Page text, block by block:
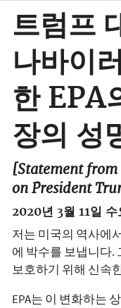
트럼프
나바이
한 EPA
장의 성
[Statement from
on President
2020년 3월 11일 수
저는 미국의 역사에
에 박수를 보냅니다.
보호하기 위해 신속
EPA는 이 변화하는